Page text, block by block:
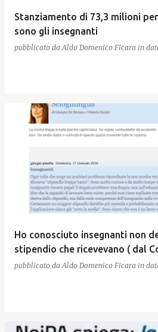
Stanziamento di 73,3 milioni
sono gli insegnanti
pubblicato da Aldo Domenico Ficara in
Ho conosciuto insegnanti non
stipendio che ricevevano ( dal
pubblicato da Aldo Domenico Ficara in